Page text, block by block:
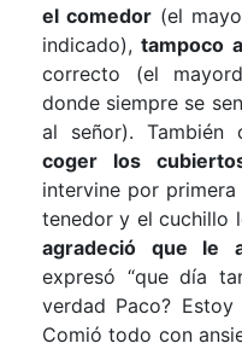
el comedor (el
indicado), tampoco
correcto (el
donde siempre se
al señor). También
coger los
intervine por
tenedor y el cuchillo
agradeció que le
expresó “que día
verdad Paco? Estoy
Comió todo con